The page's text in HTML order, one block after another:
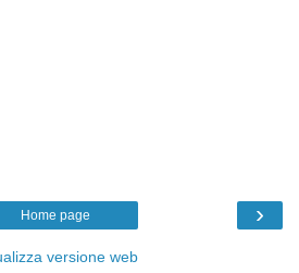
›
Home page
versione web